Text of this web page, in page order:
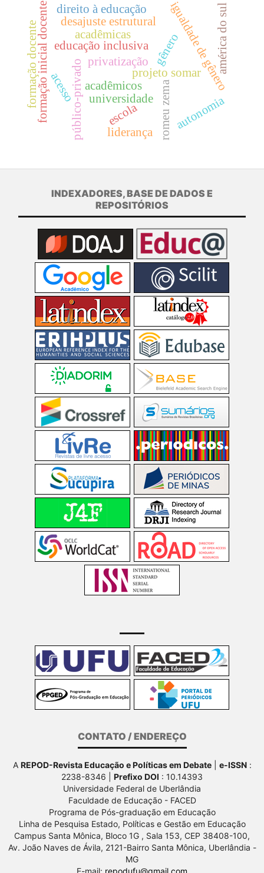
privatização
projeto somar
público-privado romeu zema
igualdade de gênero
acadêmicos
acadêmicas
universidade
gênero
educação inclusiva
formação inicial docente desajuste estrutural
acesso
américa do sul
direito à educação
escola autonomia
formação docente
liderança
INDEXADORES, BASE DE DADOS E
REPOSITÓRIOS
CONTATO / ENDEREÇO
A REPOD-Revista Educação e Políticas em Debate| e-ISSN:
2238-8346 | Prefixo DOI : 10.14393
Universidade Federal de Uberlândia
Faculdade de Educação - FACED
Programa de Pós-graduação em Educação
Linha de Pesquisa Estado, Políticas e Gestão em Educação
Campus Santa Mônica, Bloco 1G , Sala 153, CEP 38408-100,
Av. João Naves de Ávila, 2121-Bairro Santa Mônica, Uberlândia -
MG